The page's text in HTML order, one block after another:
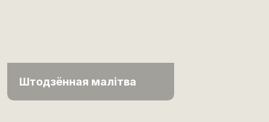
Штодзённая малітва